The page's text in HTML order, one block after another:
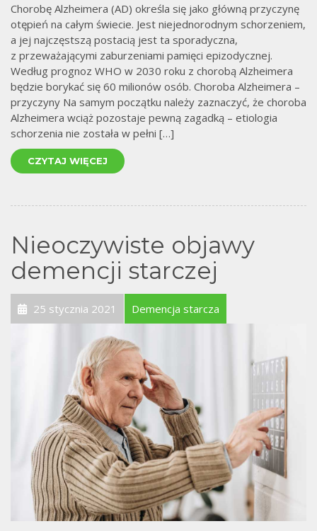
Chorobę Alzheimera (AD) określa się jako główną przyczynę
otępień na całym świecie. Jest niejednorodnym schorzeniem,
a jej najczęstszą postacią jest ta sporadyczna,
z przeważającymi zaburzeniami pamięci epizodycznej.
Według prognoz WHO w 2030 roku z chorobą Alzheimera
będzie borykać się 60 milionów osób. Choroba Alzheimera –
przyczyny Na samym początku należy zaznaczyć, że choroba
Alzheimera wciąż pozostaje pewną zagadką – etiologia
schorzenia nie została w pełni […]
CZYTAJ WIĘCEJ
Nieoczywiste objawy
demencji starczej
25 stycznia 2021 Demencja starcza